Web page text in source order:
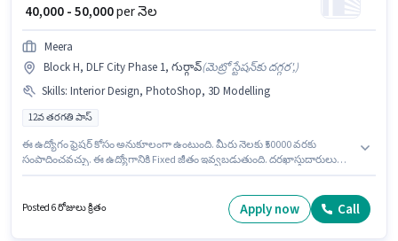
₹ 40,000 - 50,000per నెల
Meera
Block H, DLF City Phase 1, గుర్గావ్(మెట్రో స్టేషన్‌కు దగ్గర',)
Skills: Interior Design, PhotoShop, 3D Modelling
12వ తరగతి పాస్
ఈ ఉద్యోగం ఫ్రెషర్ కోసం అనుకూలంగా ఉంటుంది. మీరు నెలకు ₹50000 వరకు
సంపాదించవచ్చు. ఈ ఉద్యోగానికి Fixed జీతం ఇవ్వబడుతుంది. దరఖాస్తుదారులు
ఇప్పించబడతాయి. ఈ ఖాళీ Block H, DLF City Phase 1, గుర్గావ్ లో ఉంది. ఈ
ఉద్యోగానికి అభ్యర్థి వద్ద 3D Modelling, Interior Design, PhotoShop ఉండాలి.
Posted 6 రోజులు క్రితం Apply now Call